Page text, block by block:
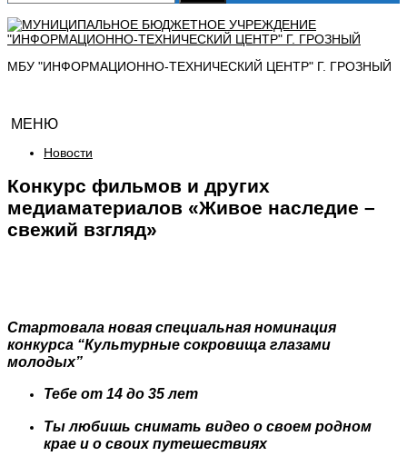
МБУ "ИНФОРМАЦИОННО-ТЕХНИЧЕСКИЙ ЦЕНТР" Г. ГРОЗНЫЙ
МЕНЮ
Новости
Конкурс фильмов и других
медиаматериалов «Живое наследие –
свежий взгляд»
Стартовала новая специальная номинация
конкурса “Культурные сокровища глазами
молодых”
Тебе от 14 до 35 лет
Ты любишь снимать видео о своем родном
крае и о своих путешествиях